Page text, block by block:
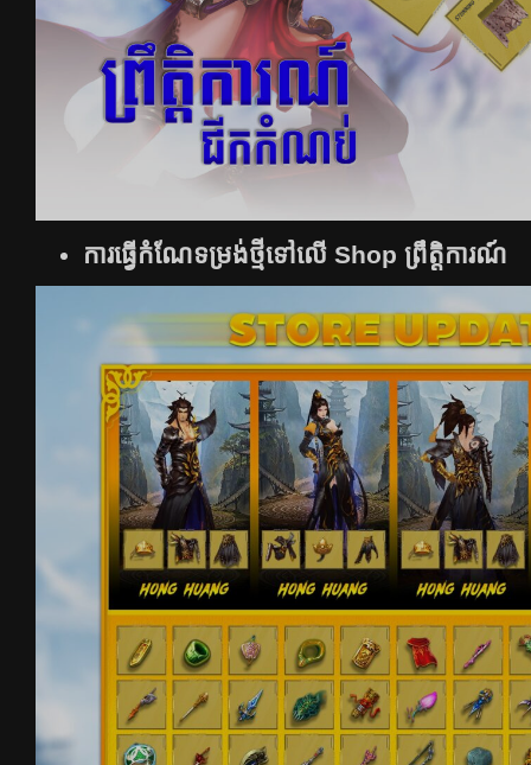
ការធ្វើកំណែទម្រង់ថ្មីទៅលើ Shop ព្រឹត្តិការណ៍